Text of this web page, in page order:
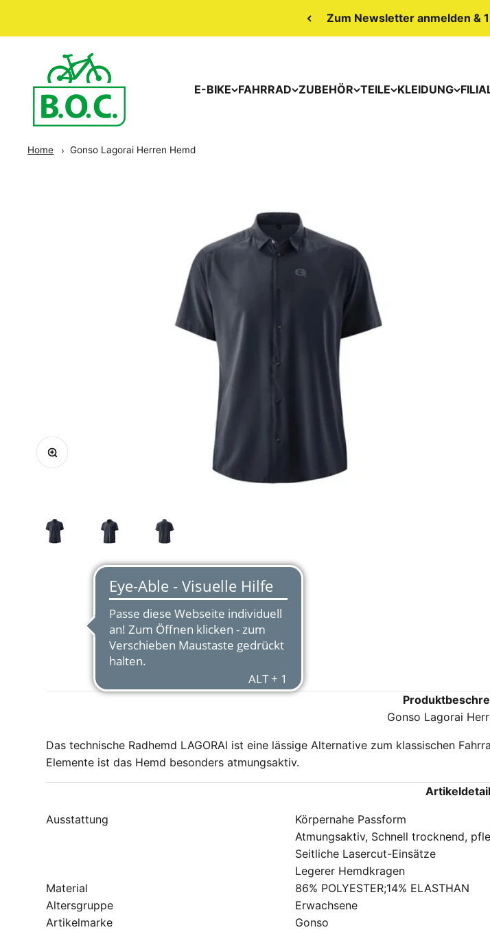
Zum Newsletter anmelden &
E-BIKE FAHRRAD ZUBEHÖR TEILE KLEIDUNG
Home Gonso Lagorai Herren Hemd
Gonso Lagorai
Das technische Radhemd LAGORAI ist eine lässige Alternative zum klassischen
Elemente ist das Hemd besonders atmungsaktiv.
Ausstattung
Körpernahe Passform
Atmungsaktiv, Schnell trocknend,
Seitliche Lasercut-Einsätze
Legerer Hemdkragen
Material
86% POLYESTER;14% ELASTHAN
Altersgruppe
Erwachsene
Artikelmarke
Gonso